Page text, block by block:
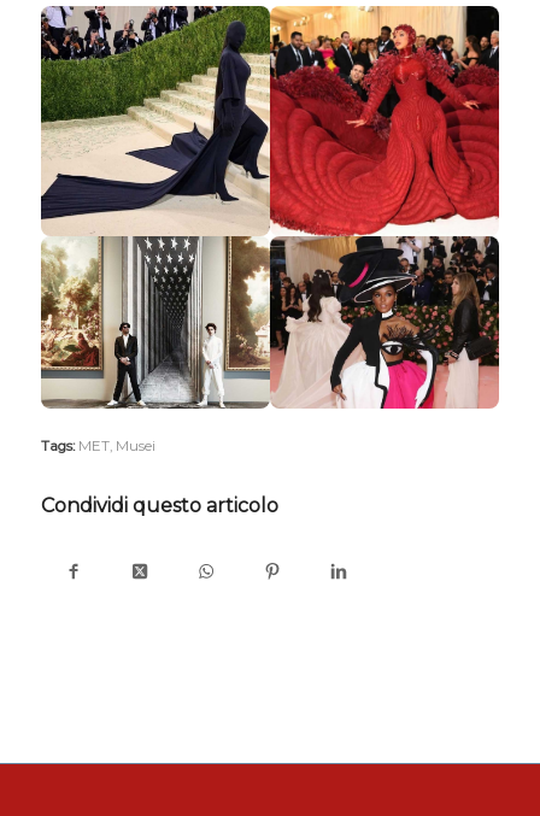
Tags: MET, Musei
Condividi questo articolo